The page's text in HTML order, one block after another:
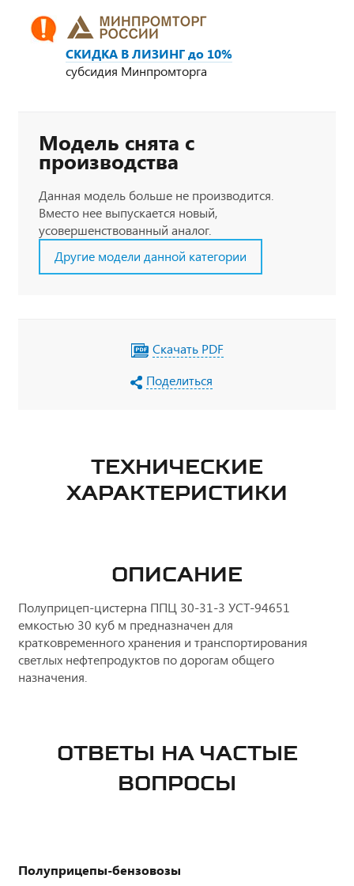
СКИДКА В ЛИЗИНГ до 10%
субсидия Минпромторга
Модель снята с
производства
Данная модель больше не производится.
Вместо нее выпускается новый,
усовершенствованный аналог.
Другие модели данной категории
Скачать PDF
Поделиться
ТЕХНИЧЕСКИЕ
ХАРАКТЕРИСТИКИ
ОПИСАНИЕ
Полуприцеп-цистерна ППЦ 30-31-3 УСТ-94651
емкостью 30 куб м предназначен для
кратковременного хранения и транспортирования
светлых нефтепродуктов по дорогам общего
назначения.
ОТВЕТЫ НА ЧАСТЫЕ
ВОПРОСЫ
Полуприцепы-бензовозы